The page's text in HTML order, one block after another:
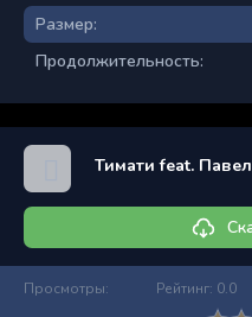
Размер:
Продолжительность:
Тимати feat.
Просмотры: Рейтинг: 0.0